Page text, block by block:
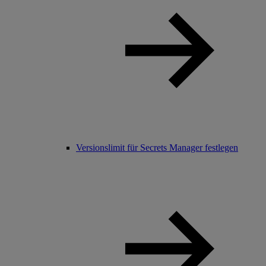
Versionslimit für Secrets Manager festlegen